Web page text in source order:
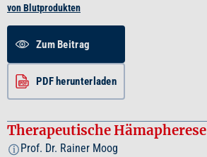
von Blutprodukten
Zum Beitrag
PDF herunterladen
Therapeutische Hämapherese
i Prof. Dr. Rainer Moog